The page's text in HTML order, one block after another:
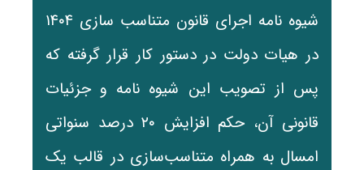
شیوه نامه اجرای قانون متناسب سازی ۱۴۰۴
در هیات دولت در دستور کار قرار گرفته که
پس از تصویب این شیوه نامه و جزئیات
قانونی آن، حکم افزایش ۲۰ درصد سنواتی
امسال به همراه متناسب‌سازی در قالب یک